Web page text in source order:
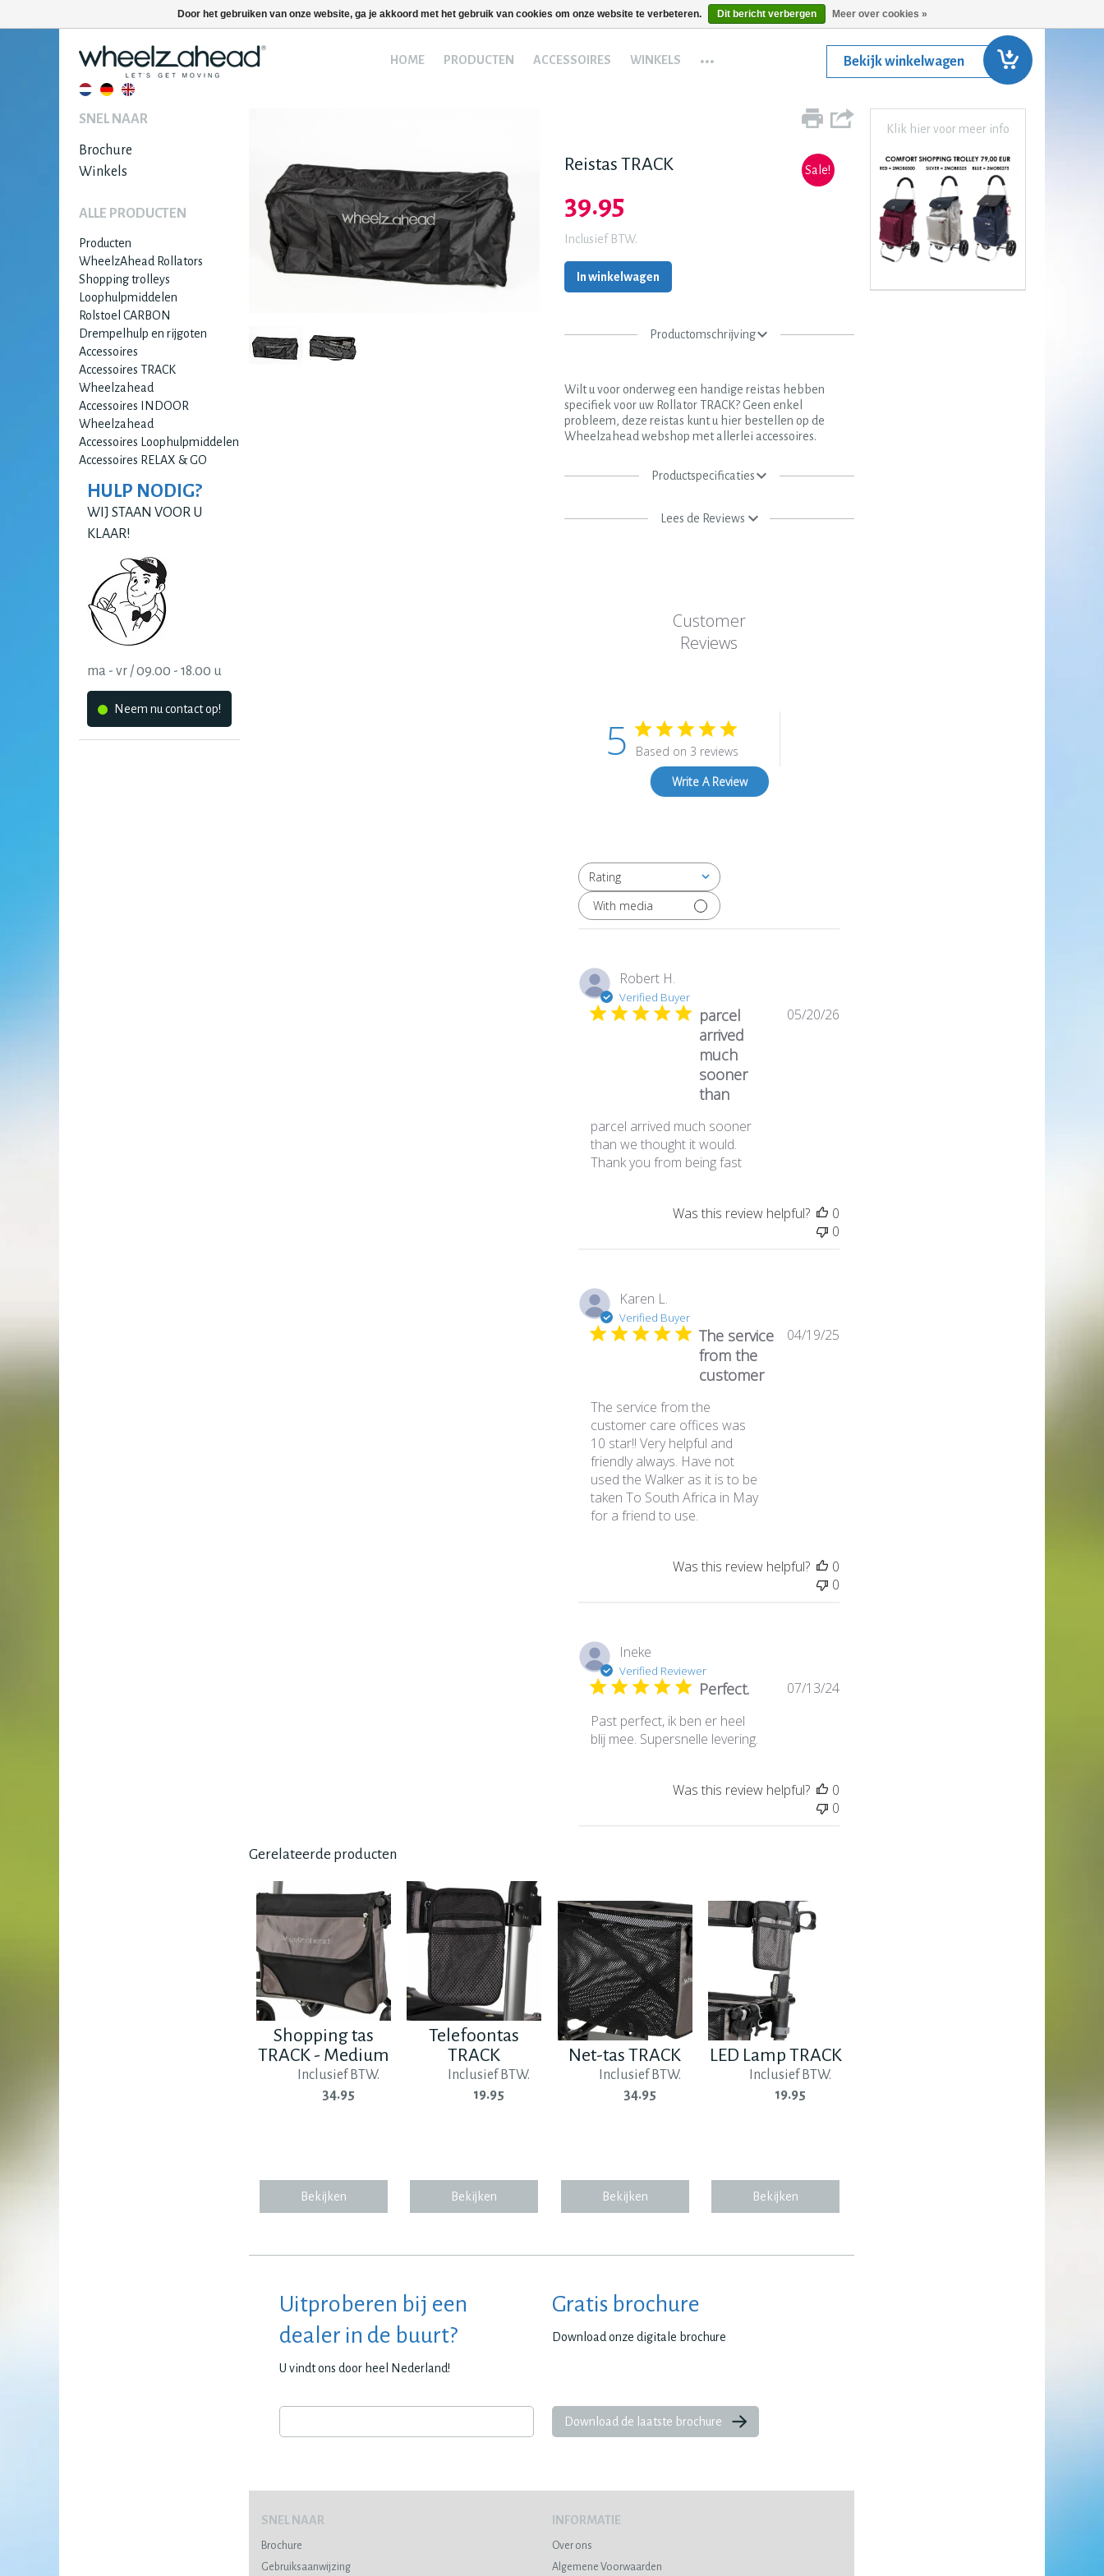
HOME PRODUCTEN ACCESSOIRES WINKELS ... Bekijk winkelwagen
SNEL NAAR
Brochure
Winkels
ALLE PRODUCTEN
Producten
WheelzAhead Rollators
Shopping trolleys
Loophulpmiddelen
Rolstoel CARBON
Drempelhulp en rijgoten
Accessoires
Accessoires TRACK
Wheelzahead
Accessoires INDOOR
Wheelzahead
Accessoires Loophulpmiddelen
Accessoires RELAX & GO
HULP NODIG?
WIJ STAAN VOOR U
KLAAR!
ma - vr / 09.00 - 18.00 u
Neem nu contact op!
Sale!
Reistas TRACK
39.95
Inclusief BTW.
In winkelwagen
Productomschrijving
Wilt u voor onderweg een handige reistas hebben
specifiek voor uw Rollator TRACK? Geen enkel
probleem, deze reistas kunt u hier bestellen op de
Wheelzahead webshop met allerlei accessoires.
Productspecificaties
Lees de Reviews
Customer
Reviews
5
Based on 3 reviews
Write A Review
Rating
All ratings
With media
Robert H.
Verified Buyer
parcel
arrived
much
sooner
than
parcel arrived much sooner
than we thought it would.
Thank you from being fast
05/20/26
Was this review helpful?
0
0
Karen L.
Verified Buyer
The service
from the
customer
The service from the
customer care offices was
10 star!! Very helpful and
friendly always. Have not
used the Walker as it is to be
taken To South Africa in May
for a friend to use.
04/19/25
Was this review helpful?
0
0
Ineke
Verified Reviewer
Perfect.
Past perfect, ik ben er heel
blij mee. Supersnelle levering.
Published
07/13/24
Was this review helpful?
0
0
Gerelateerde producten
Shopping tas
TRACK - Medium
Inclusief BTW.
34.95
Bekijken
Telefoontas
TRACK
Inclusief BTW.
19.95
Bekijken
Net-tas TRACK
Inclusief BTW.
34.95
Bekijken
LED Lamp TRACK
Inclusief BTW.
19.95
Bekijken
Uitproberen bij een
dealer in de buurt?
U vindt ons door heel Nederland!
Gratis brochure
Download onze digitale brochure
Download de laatste brochure
Klik hier voor meer info
SNEL NAAR
Brochure
Gebruiksaanwijzing
INFORMATIE
Over ons
Algemene Voorwaarden
Door het gebruiken van onze website, ga je akkoord met het gebruik van cookies om onze website te verbeteren. Dit bericht verbergen Meer over cookies »